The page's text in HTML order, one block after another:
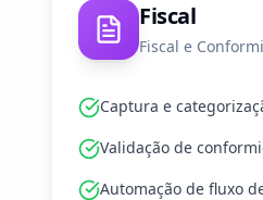
Fiscal
Fiscal e
Captura e
Validação de
Automação de fluxo